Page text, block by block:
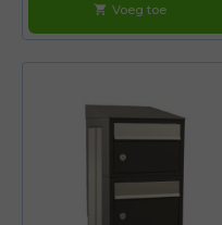
shopping_cart Voeg toe